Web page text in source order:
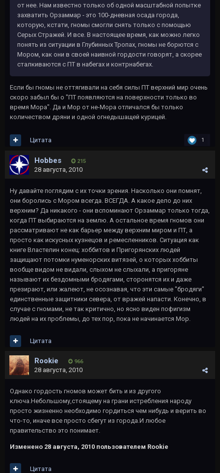
от нее. Нам известно только об одной масштабной попытке
захватить Орзаммар - это 100-дневная осада города,
которую, кстати, гномы смогли снять только с помощью
Серых Стражей. И все. В настоящее время, как можно легко
понять из ситуации в Глубинных Тропах, гномы не борются с
Мором, как они в своей наивной гордости говорят, а скорее
сталкиваются с ПТ в набегах и контрнабегах.
Если бы гномы не оттягивали на себя силы ПТ верхний мир очень
скоро забыл бы о "ПТ появляются на поверхности только во
время Мора". Да и Мор от не-Мора отличался бы только
количеством дряни и одной огнедышащей курицей.
1
Цитата
Hobbes 215
28 августа, 2010
Ну давайте поглядим с их точки зрения. Насколько они помнят,
они боролись с Мором всегда. ВСЕГДА. А какое дело до них
верхним? Да никакого - они вспоминают Орзаммар только тогда,
когда ПТ выбираются на землю. А остальное время гномов они
рассматривают не как барьер между верхним миром и ПТ, а
просто как искусных кузнецов и ремесленников. Ситуация как
книге Властелин конец: хоббитов и Пригорянских людей
защищают потомки нуменорских витязей, о которых хоббиты
вообще видом не видали, слыхом не слыхали, а пригоряне
называют их бездомными бродягами, сторонятся их и даже
презирают, или жалеют, не осознавая, что эти самые "бродяги"
единственные защитники севера, от вражей напасти. Конечно, в
случае с гномами, не так критично, но ясно виден пофигизм
людей на их проблемы, до тех пор, пока не начинается Мор.
Цитата
Rookie 966
28 августа, 2010
Однако гордость гномов может бить и из другого
ключа.Небольшому,стоящему на грани истребления народу
просто жизненно необходимо гордиться чем нибудь и верить во
что-то, иначе все просто сбегут из города.И любое
правительство это понимает.
Изменено 28 августа, 2010 пользователем Rookie
Цитата